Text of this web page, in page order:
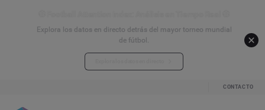
Explora los datos en directo detrás del mayor torneo mundial
de fútbol.
CONTACTO